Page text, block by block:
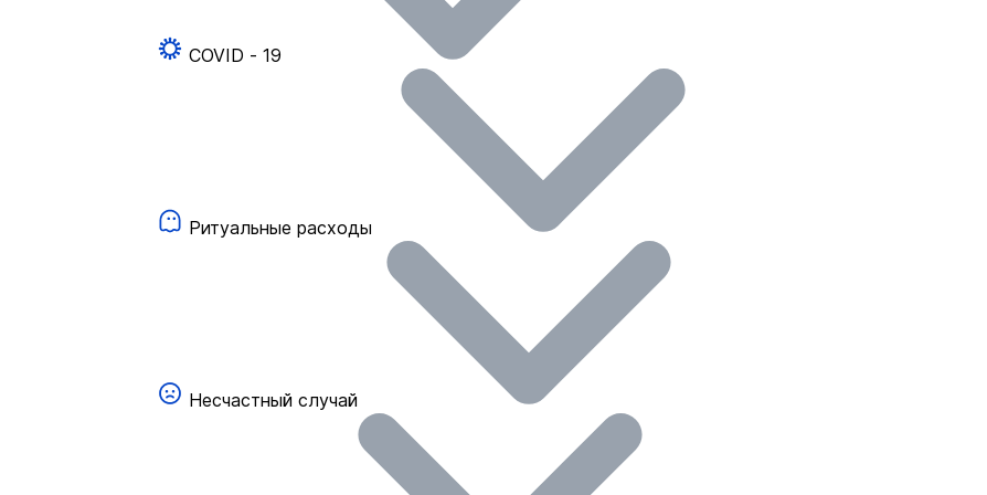
COVID - 19
Ритуальные расходы
Несчастный случай